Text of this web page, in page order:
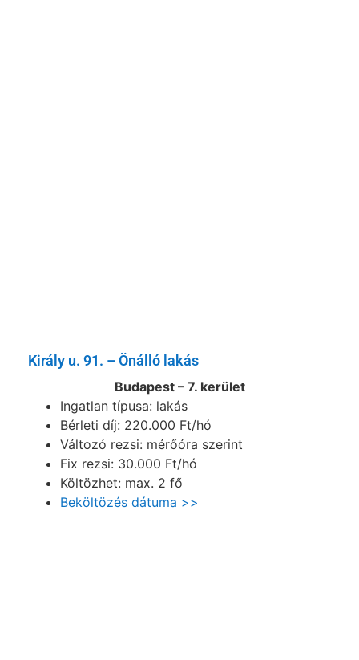
Király u. 91. – Önálló lakás
Budapest – 7. kerület
Ingatlan típusa: lakás
Bérleti díj: 220.000 Ft/hó
Változó rezsi: mérőóra szerint
Fix rezsi: 30.000 Ft/hó
Költözhet: max. 2 fő
Beköltözés dátuma >>